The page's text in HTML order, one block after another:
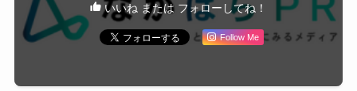
いいね または フォローしてね！
Follow Me